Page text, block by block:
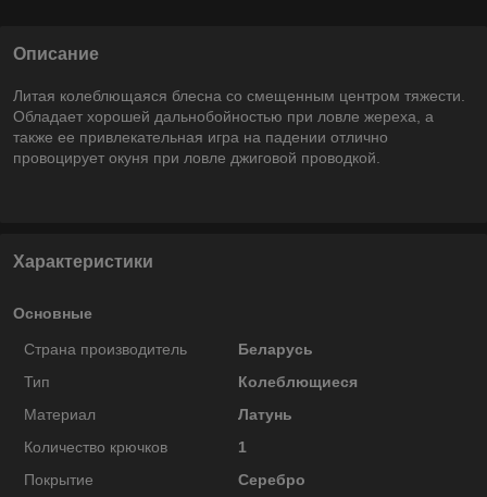
Описание
Литая колеблющаяся блесна со смещенным центром тяжести.
Обладает хорошей дальнобойностью при ловле жереха, а
также ее привлекательная игра на падении отлично
провоцирует окуня при ловле джиговой проводкой.
Характеристики
Основные
Страна производитель
Беларусь
Тип
Колеблющиеся
Материал
Латунь
Количество крючков
1
Покрытие
Серебро